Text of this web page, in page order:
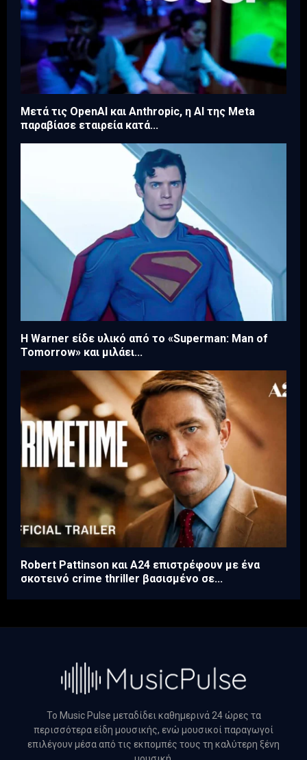
Μετά τις OpenAI και Anthropic, η AI της Meta
παραβίασε εταιρεία κατά...
Η Warner είδε υλικό από το «Superman: Man of
Tomorrow» και μιλάει...
Robert Pattinson και A24 επιστρέφουν με ένα
σκοτεινό crime thriller βασισμένο σε...
Το Music Pulse μεταδίδει καθημερινά 24 ώρες τα
περισσότερα είδη μουσικής, ενώ μουσικοί παραγωγοί
επιλέγουν μέσα από τις εκπομπές τους τη καλύτερη ξένη